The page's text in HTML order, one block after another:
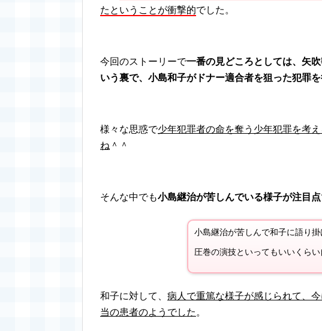
たということが衝撃的でした。
今回のストーリーで一番の見どころとしては、矢
いう裏で、小島和子がドナー適合者を狙った犯罪
様々な思惑で少年犯罪者の命を奪う少年犯罪を考
ね ＾＾
そんな中でも小島継治が苦しんでいる様子が注目点
小島継治が苦しんで和子に語り
圧巻の演技といってもいいくら
和子に対して、 病人で重篤な様子が感じられて、
当の患者のようでした 。